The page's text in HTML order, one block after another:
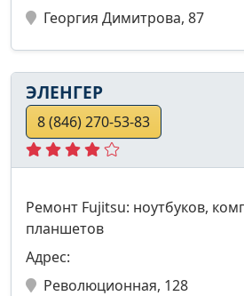
Георгия Димитрова, 87
ЭЛЕНГЕР
8 (846) 270-53-83
Ремонт Fujitsu: ноутбуков,
планшетов
Адрес:
Революционная, 128